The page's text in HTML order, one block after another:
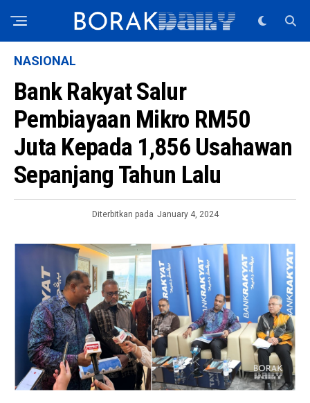
NASIONAL
Bank Rakyat Salur
Pembiayaan Mikro RM50
Juta Kepada 1,856 Usahawan
Sepanjang Tahun Lalu
Diterbitkan pada January 4, 2024